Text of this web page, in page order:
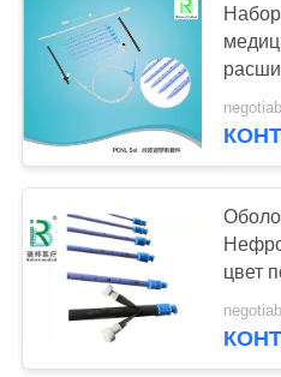
НАС
ПУТЕШЕСТВИЕ
ФАБРИКИ
ПРОВЕРКА
КАЧЕСТВА
Каменная
цвет